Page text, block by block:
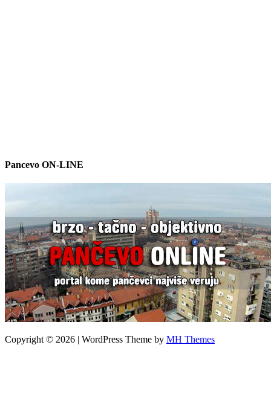
Pancevo ON-LINE
Copyright © 2026 | WordPress Theme by MH Themes